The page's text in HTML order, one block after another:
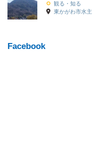
観る・知る
東かがわ市水主
Facebook